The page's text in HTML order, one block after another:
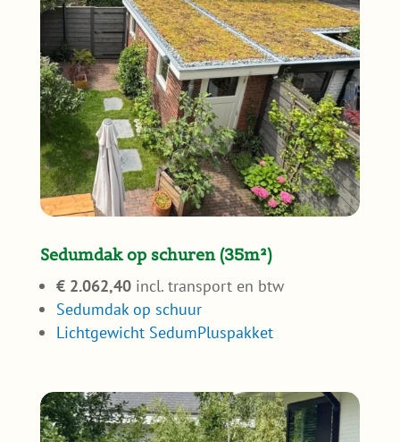
Sedumdak op schuren (35m²)
€ 2.062,40incl. transport en btw
Sedumdak op schuur
Lichtgewicht SedumPluspakket